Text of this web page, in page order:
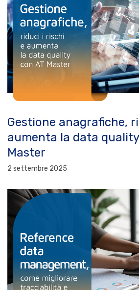
Gestione anagrafiche,
aumenta la data
Master
2 settembre 2025